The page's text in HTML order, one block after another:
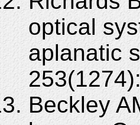
optical
aplanatic
Beckley